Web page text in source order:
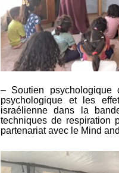
– Soutien psychologique
psychologique et les
israélienne dans la
techniques de respiration
partenariat avec le Mind